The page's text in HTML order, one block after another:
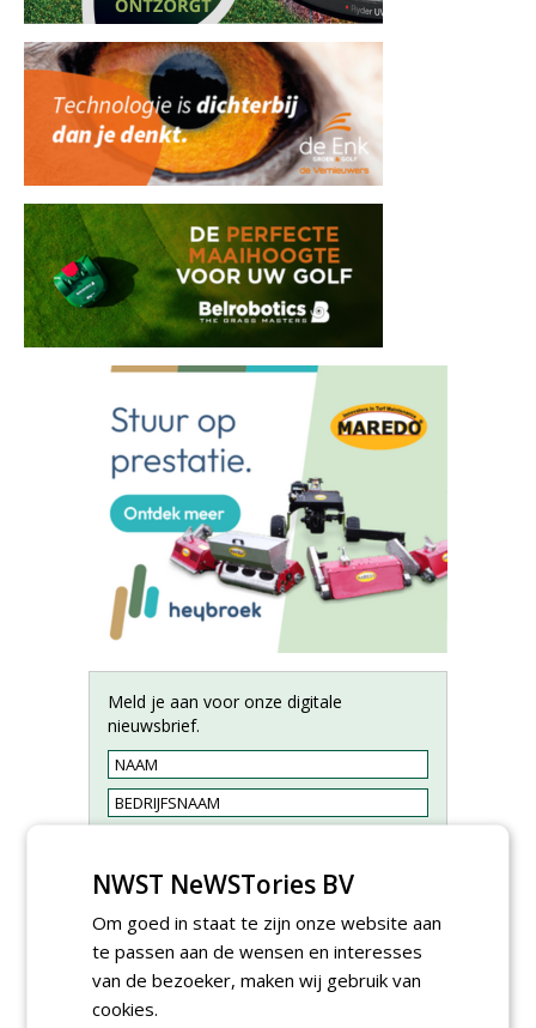
Meld je aan voor onze digitale
nieuwsbrief.
NWST NeWSTories BV
Om goed in staat te zijn onze website aan
te passen aan de wensen en interesses
van de bezoeker, maken wij gebruik van
cookies.